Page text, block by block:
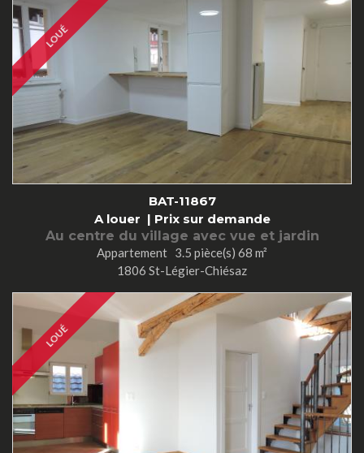
LOUÉ
BAT-11867
A louer | Prix sur demande
Au centre du village avec vue et jardin
Appartement 3.5 pièce(s) 68 m²
1806 St-Légier-Chiésaz
LOUÉ